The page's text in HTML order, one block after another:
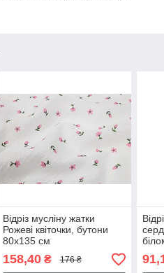
Відріз мусліну жатки
Рожеві квіточки, бутони
80х135 см
158,40₴ 176 ₴